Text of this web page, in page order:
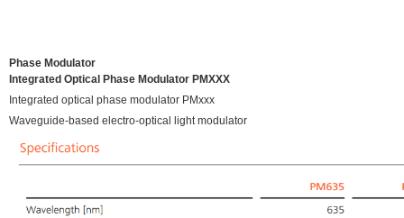
Phase Modulator
Integrated Optical Phase Modulator PMXXX
Integrated optical phase modulator PMxxx
Waveguide-based electro-optical light modulator